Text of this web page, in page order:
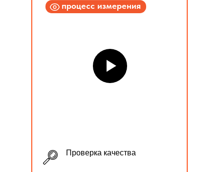
Проверка качества
процесс измерения